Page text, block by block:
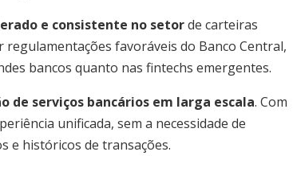
e consistente no setorde carteiras
favoráveis do Banco Central,
bancos quanto nas fintechs emergentes.
de serviços bancários em larga escala. Com
unificada, sem a necessidade de
e históricos de transações.